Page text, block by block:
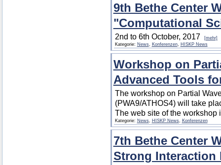
9th Bethe Center
"Computational
2nd to 6th October, 2017
[mehr]
Kategorie: News, Konferenzen, HISKP News
Workshop on
Advanced Tools
The workshop on Partial
(PWA9/ATHOS4) will take
The web site of the workshop
Kategorie: News, HISKP News, Konferenzen
7th Bethe Center
Strong Interaction